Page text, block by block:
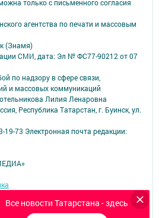
Все новости Татарстана - здесь
только с письменного согласия
агентства по печати и массовым
(Знамя)
СМИ, дата: Эл № ФС77-90212 от 07
по надзору в сфере связи,
и массовых коммуникаций
Лилия Ленаровна
Республика Татарстан, г. Буинск, ул.
19-73 Электронная почта редакции:
для персонализации сервисов и